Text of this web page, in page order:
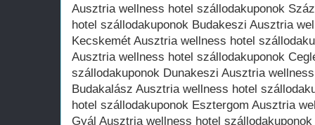
Ausztria wellness hotel szállodakuponok
hotel szállodakuponok Budakeszi Ausztria
Kecskemét Ausztria wellness hotel
Ausztria wellness hotel szállodakuponok
szállodakuponok Dunakeszi Ausztria
Budakalász Ausztria wellness hotel
hotel szállodakuponok Esztergom Ausztria
Gyál Ausztria wellness hotel